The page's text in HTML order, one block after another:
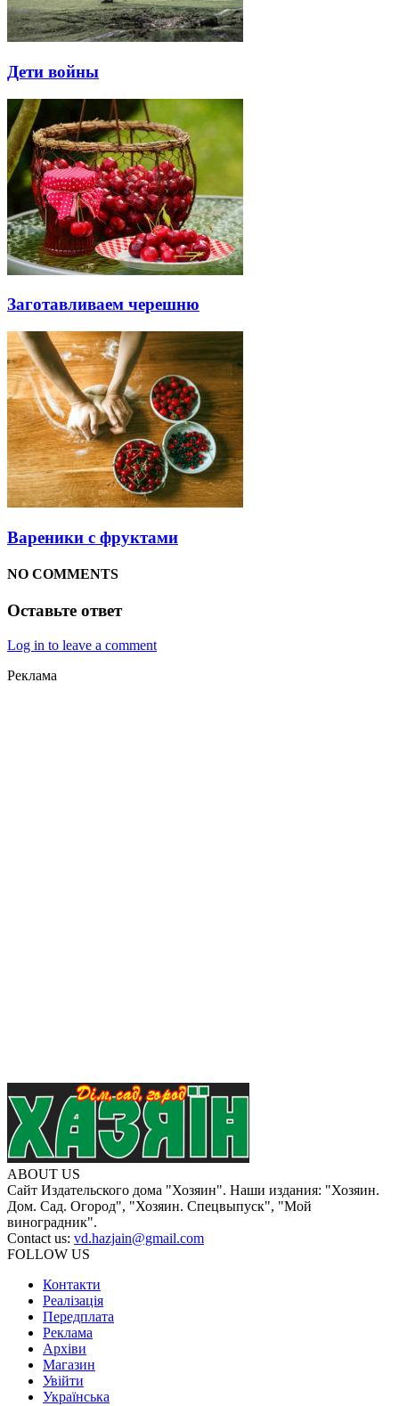
Дети войны
Заготавливаем черешню
Вареники с фруктами
NO COMMENTS
Оставьте ответ
Log in to leave a comment
Реклама
ABOUT US
Сайт Издательского дома "Хозяин". Наши издания: "Хозяин.
Дом. Сад. Огород", "Хозяин. Спецвыпуск", "Мой
виноградник".
Contact us: vd.hazjain@gmail.com
FOLLOW US
Контакти
Реалізація
Передплата
Реклама
Архіви
Магазин
Увійти
Українська